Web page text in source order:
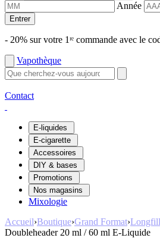
Année
Entrer
- 20% sur votre 1ʳᵉ commande avec le
Vapothèque
Contact
E-liquides
E-cigarette
Accessoires
DIY & bases
Promotions
Nos magasins
Mixologie
Accueil›Boutique›Grand Format›
Doubleheader 20 ml / 60 ml E-Liquide